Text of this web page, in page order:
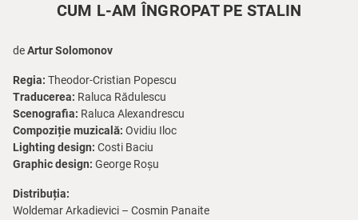
CUM L-AM ÎNGROPAT PE STALIN
deArtur Solomonov
Regia: Theodor-Cristian Popescu
Traducerea: Raluca Rădulescu
Scenografia: Raluca Alexandrescu
Compoziție muzicală: Ovidiu Iloc
Lighting design: Costi Baciu
Graphic design: George Roșu
Distribuția:
Woldemar Arkadievici – Cosmin Panaite